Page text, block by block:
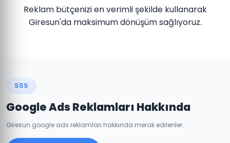
Reklam bütçenizi en verimli şekilde kullanarak
Giresun'da maksimum dönüşüm sağlıyoruz.
SSS
Google Ads Reklamları Hakkında
Giresun google ads reklamları hakkında merak edilenler.